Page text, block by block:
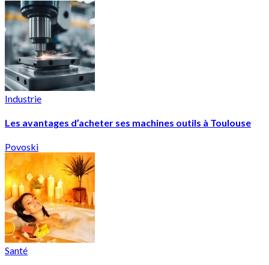
Industrie
Les avantages d’acheter ses machines outils à Toulouse
Povoski
Santé